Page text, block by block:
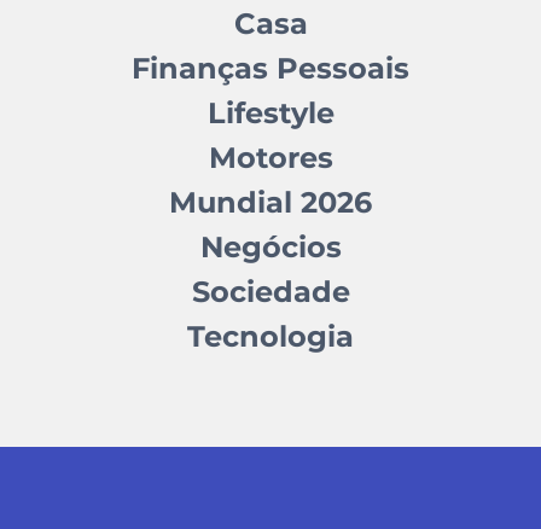
Casa
Finanças Pessoais
Lifestyle
Motores
Mundial 2026
Negócios
Sociedade
Tecnologia